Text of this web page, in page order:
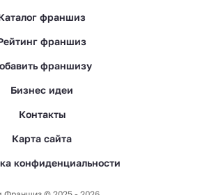
франшиз
франшиз
франшизу
Бизнес идеи
Контакты
Карта сайта
конфиденциальности